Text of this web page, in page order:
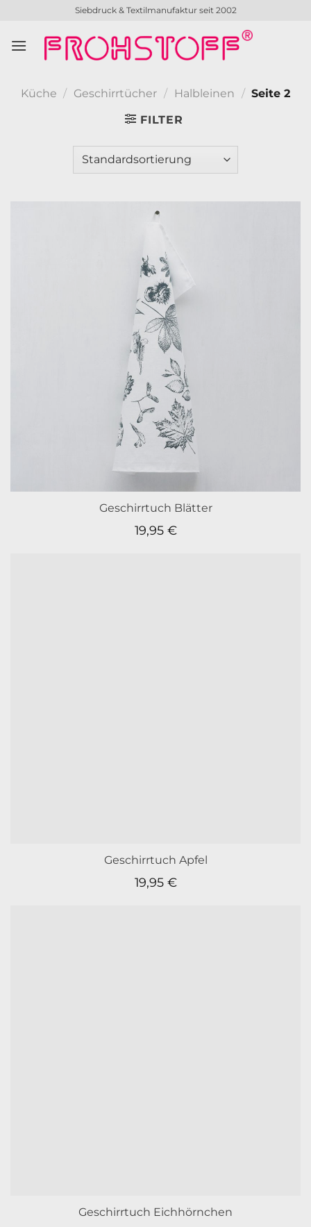
springen
Siebdruck & Textilmanufaktur seit 2002
Küche / Geschirrtücher / Halbleinen / Seite 2
FILTER
Geschirrtuch Blätter
19,95 €
Geschirrtuch Apfel
19,95 €
Geschirrtuch Eichhörnchen